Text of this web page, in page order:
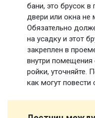
бани, это брусок
двери или окна
Обязательно
на усадку и этот
закреплен в
внутри помещения
ройки, уточняйте.
как могут повести